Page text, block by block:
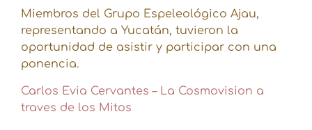
Miembros del Grupo Espeleológico Ajau,
representando a Yucatán, tuvieron la
oportunidad de asistir y participar con una
ponencia.
Carlos Evia Cervantes – La Cosmovision a
traves de los Mitos